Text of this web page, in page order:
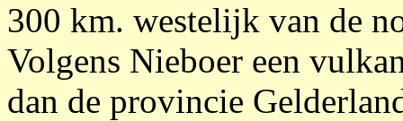
300 km. westelijk van de
Volgens Nieboer een
dan de provincie